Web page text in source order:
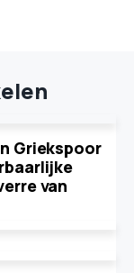
Griekspoor
van